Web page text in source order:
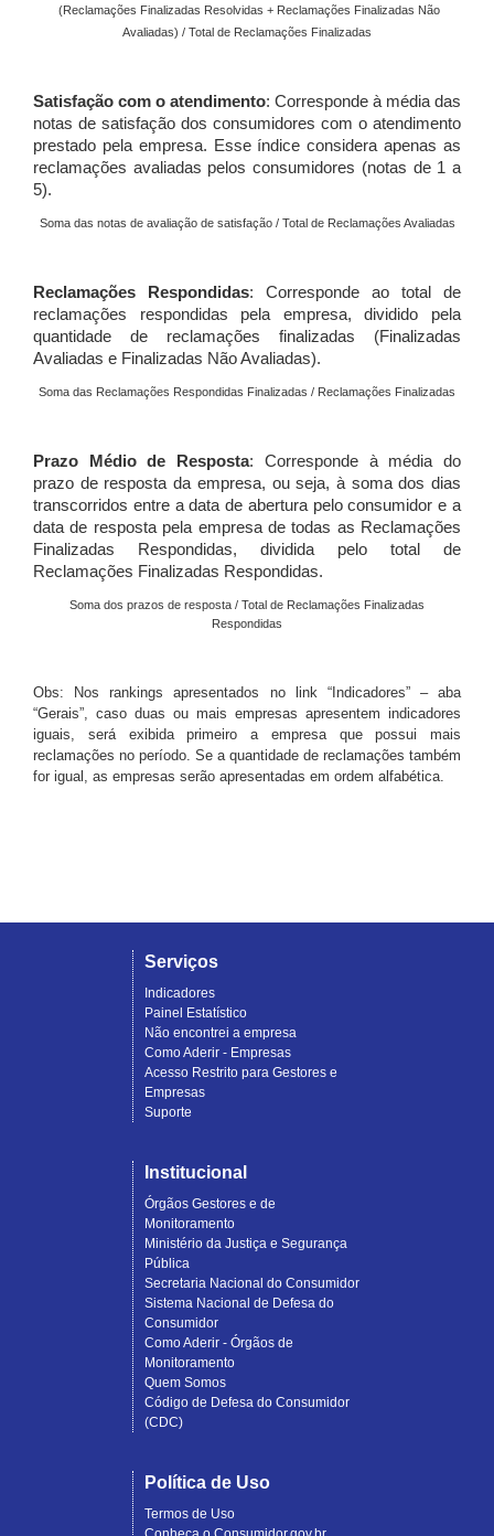
(Reclamações Finalizadas Resolvidas + Reclamações Finalizadas Não
Avaliadas) / Total de Reclamações Finalizadas
Satisfação com o atendimento: Corresponde à média das
notas de satisfação dos consumidores com o atendimento
prestado pela empresa. Esse índice considera apenas as
reclamações avaliadas pelos consumidores (notas de 1 a
5).
Soma das notas de avaliação de satisfação / Total de Reclamações Avaliadas
Reclamações Respondidas: Corresponde ao total de
reclamações respondidas pela empresa, dividido pela
quantidade de reclamações finalizadas (Finalizadas
Avaliadas e Finalizadas Não Avaliadas).
Soma das Reclamações Respondidas Finalizadas / Reclamações Finalizadas
Prazo Médio de Resposta: Corresponde à média do
prazo de resposta da empresa, ou seja, à soma dos dias
transcorridos entre a data de abertura pelo consumidor e a
data de resposta pela empresa de todas as Reclamações
Finalizadas Respondidas, dividida pelo total de
Reclamações Finalizadas Respondidas.
Soma dos prazos de resposta / Total de Reclamações Finalizadas
Respondidas
Obs: Nos rankings apresentados no link “Indicadores” – aba
“Gerais”, caso duas ou mais empresas apresentem indicadores
iguais, será exibida primeiro a empresa que possui mais
reclamações no período. Se a quantidade de reclamações também
for igual, as empresas serão apresentadas em ordem alfabética.
Serviços
Indicadores
Painel Estatístico
Não encontrei a empresa
Como Aderir - Empresas
Acesso Restrito para Gestores e
Empresas
Suporte
Institucional
Órgãos Gestores e de
Monitoramento
Ministério da Justiça e Segurança
Pública
Secretaria Nacional do Consumidor
Sistema Nacional de Defesa do
Consumidor
Como Aderir - Órgãos de
Monitoramento
Quem Somos
Código de Defesa do Consumidor
(CDC)
Política de Uso
Termos de Uso